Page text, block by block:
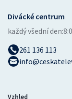
Divácké centrum
každý všední den:
261 136 113
Vzhled